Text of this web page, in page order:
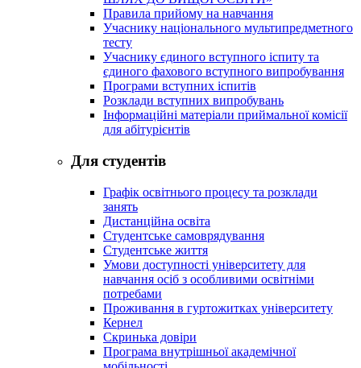
Правила прийому на навчання
Учаснику національного мультипредметного
тесту
Учаснику єдиного вступного іспиту та
єдиного фахового вступного випробування
Програми вступних іспитів
Розклади вступних випробувань
Інформаційні матеріали приймальної комісії
для абітурієнтів
Для студентів
Графік освітнього процесу та розклади
занять
Дистанційна освіта
Студентське самоврядування
Студентське життя
Умови доступності університету для
навчання осіб з особливими освітніми
потребами
Проживання в гуртожитках університету
Кернел
Скринька довіри
Програма внутрішньої академічної